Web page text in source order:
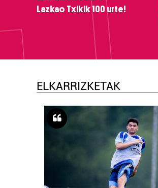
Lazkao Txikik 100 urte!
ELKARRIZKETAK